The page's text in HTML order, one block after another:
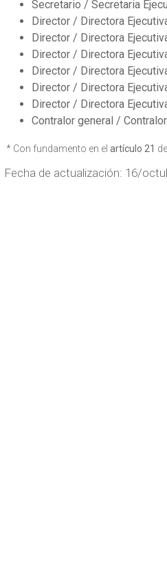
Secretario / Secretaria
Director / Directora
Director / Directora
Director / Directora
Director / Directora
Director / Directora
Director / Directora
Contralor general /
* Con fundamento en el artículo 21
Fecha de actualización: 16/